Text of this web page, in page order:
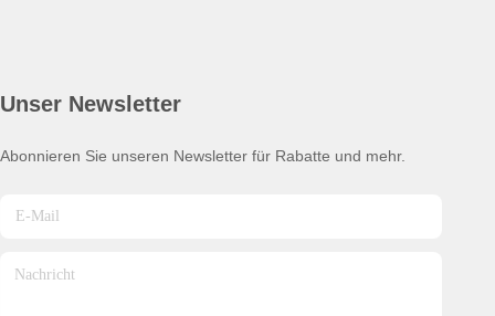
Unser Newsletter
Abonnieren Sie unseren Newsletter für Rabatte und mehr.